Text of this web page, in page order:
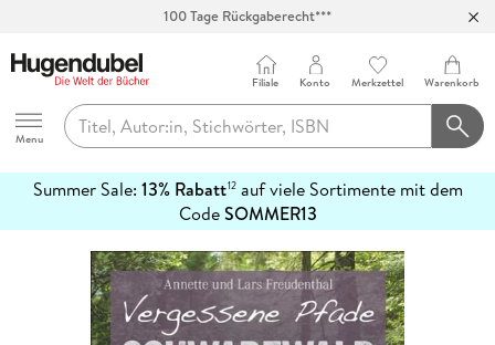
100 Tage Rückgaberecht***
Hugendubel
Menu
Filiale Konto Merkzettel Warenkorb
Summer Sale: 13% Rabatt12auf viele Sortimente mit dem
CodeSOMMER13
erfahren